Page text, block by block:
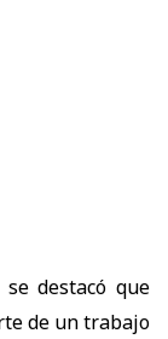
destacó que
de un trabajo